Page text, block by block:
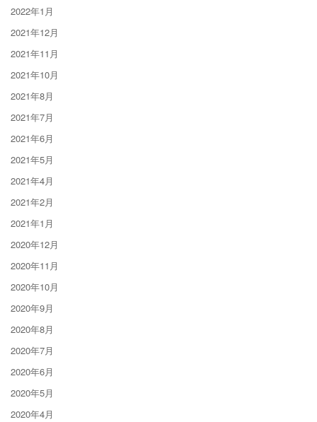
2022年1月
2021年12月
2021年11月
2021年10月
2021年8月
2021年7月
2021年6月
2021年5月
2021年4月
2021年2月
2021年1月
2020年12月
2020年11月
2020年10月
2020年9月
2020年8月
2020年7月
2020年6月
2020年5月
2020年4月